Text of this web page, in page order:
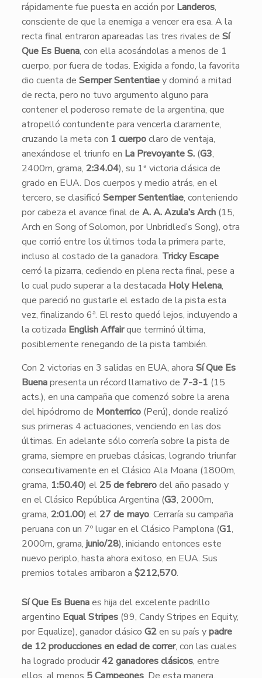
rápidamente fue puesta en acción por Landeros,
consciente de que la enemiga a vencer era esa. A la
recta final entraron apareadas las tres rivales de Sí
Que Es Buena, con ella acosándolas a menos de 1
cuerpo, por fuera de todas. Exigida a fondo, la favorita
dio cuenta de Semper Sententiaey dominó a mitad
de recta, pero no tuvo argumento alguno para
contener el poderoso remate de la argentina, que
atropelló contundente para vencerla claramente,
cruzando la meta con 1 cuerpoclaro de ventaja,
anexándose el triunfo en La Prevoyante S.(G3,
2400m, grama, 2:34.04), su 1ª victoria clásica de
grado en EUA. Dos cuerpos y medio atrás, en el
tercero, se clasificó Semper Sententiae, conteniendo
por cabeza el avance final de A. A. Azula’s Arch(15,
Arch en Song of Solomon, por Unbridled’s Song), otra
que corrió entre los últimos toda la primera parte,
incluso al costado de la ganadora. Tricky Escape
cerró la pizarra, cediendo en plena recta final, pese a
lo cual pudo superar a la destacada Holy Helena,
que pareció no gustarle el estado de la pista esta
vez, finalizando 6ª. El resto quedó lejos, incluyendo a
la cotizada English Affairque terminó última,
posiblemente renegando de la pista también.
Con 2 victorias en 3 salidas en EUA, ahora Sí Que Es
Buenapresenta un récord llamativo de 7-3-1 (15
acts.), en una campaña que comenzó sobre la arena
del hipódromo de Monterrico(Perú), donde realizó
sus primeras 4 actuaciones, venciendo en las dos
últimas. En adelante sólo correría sobre la pista de
grama, siempre en pruebas clásicas, logrando triunfar
consecutivamente en el Clásico Ala Moana (1800m,
grama, 1:50.40) el 25 de febrerodel año pasado y
en el Clásico República Argentina (G3, 2000m,
grama, 2:01.00) el 27 de mayo. Cerraría su campaña
peruana con un 7º lugar en el Clásico Pamplona (G1,
2000m, grama, junio/28), iniciando entonces este
nuevo periplo, hasta ahora exitoso, en EUA. Sus
premios totales arribaron a $212,570.
Sí Que Es Buenaes hija del excelente padrillo
argentino Equal Stripes(99, Candy Stripes en Equity,
por Equalize), ganador clásico G2en su país ypadre
de 12 producciones en edad de correr, con las cuales
ha logrado producir42 ganadores clásicos, entre